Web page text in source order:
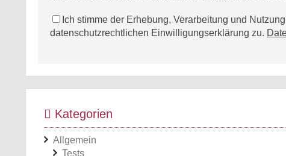
Ich stimme der Erhebung, Verarbeitung und
datenschutzrechtlichen Einwilligungserklärung zu.
Kategorien
Allgemein
Tests